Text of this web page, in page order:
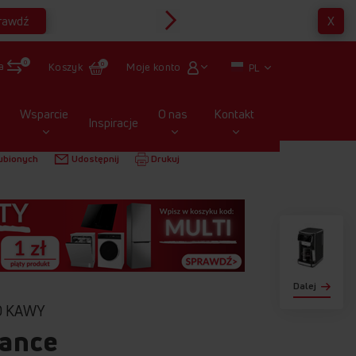
X
0 Koszyk 0 Moje konto PL
Wsparcie Inspiracje O nas Kontakt
Dalej
EKSPRESY DO KAWY CM 7011 ELEGANCE
Udostępnij Drukuj
KAWY